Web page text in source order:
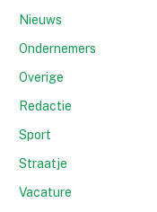
Nieuws
Ondernemers
Overige
Redactie
Sport
Straatje
Vacature